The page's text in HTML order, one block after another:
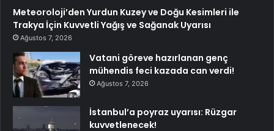
Meteoroloji’den Yurdun Kuzey ve Doğu Kesimleri ile
Trakya İçin Kuvvetli Yağış ve Sağanak Uyarısı
Ağustos 7, 2026
Vatani göreve hazırlanan genç
mühendis feci kazada can verdi!
Ağustos 7, 2026
İstanbul’a poyraz uyarısı: Rüzgar
kuvvetlenecek!